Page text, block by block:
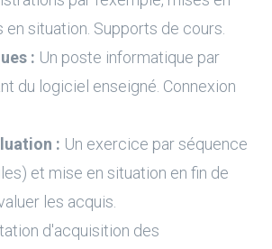
situation. Supports de cours.
: Un poste informatique par
du logiciel enseigné. Connexion
: Un exercice par séquence
et mise en situation en fin de
les acquis.
d'acquisition des